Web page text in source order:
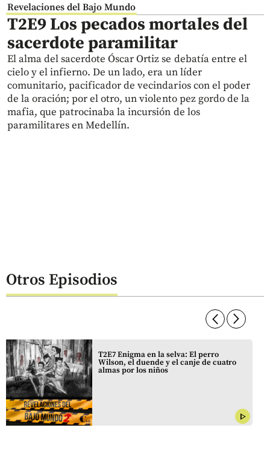
Revelaciones del Bajo Mundo
T2E9 Los pecados mortales del
sacerdote paramilitar
El alma del sacerdote Óscar Ortiz se debatía entre el
cielo y el infierno. De un lado, era un líder
comunitario, pacificador de vecindarios con el poder
de la oración; por el otro, un violento pez gordo de la
mafia, que patrocinaba la incursión de los
paramilitares en Medellín.
Otros Episodios
arrow_forward_ios
T2E7 Enigma en la selva: El perro
Wilson, el duende y el canje de cuatro
almas por los niños
play_arrow
arrow_forward_ios